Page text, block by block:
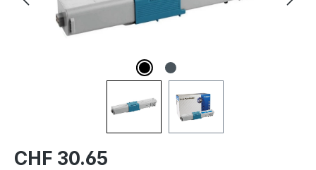
CHF 30.65